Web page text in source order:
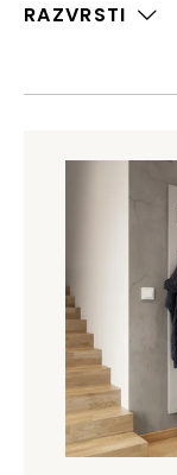
RAZVRSTI